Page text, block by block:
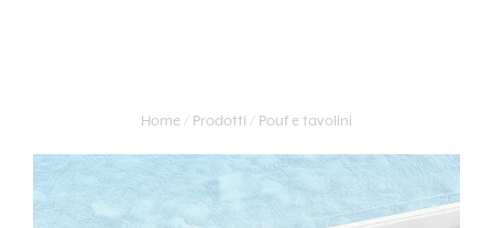
Home Prodotti Pouf e tavolini